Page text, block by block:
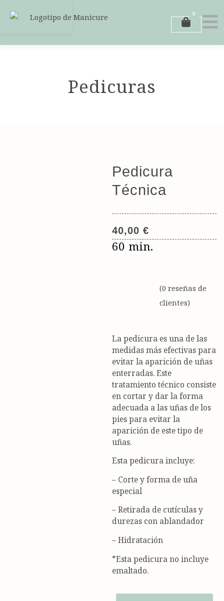
0
Carrito
Pedicuras
Pedicura
Técnica
40,00 €
60 min.
(0 reseñas de
clientes)
La pedicura es una de las
medidas más efectivas para
evitar la aparición de uñas
enterradas. Este
tratamiento técnico consiste
en cortar y dar la forma
adecuada a las uñas de los
pies para evitar la
aparición de este tipo de
uñas.
Esta pedicura incluye:
– Corte y forma de uña
especial
– Retirada de cutículas y
durezas con ablandador
– Hidratación
*Esta pedicura no incluye
emaltado.